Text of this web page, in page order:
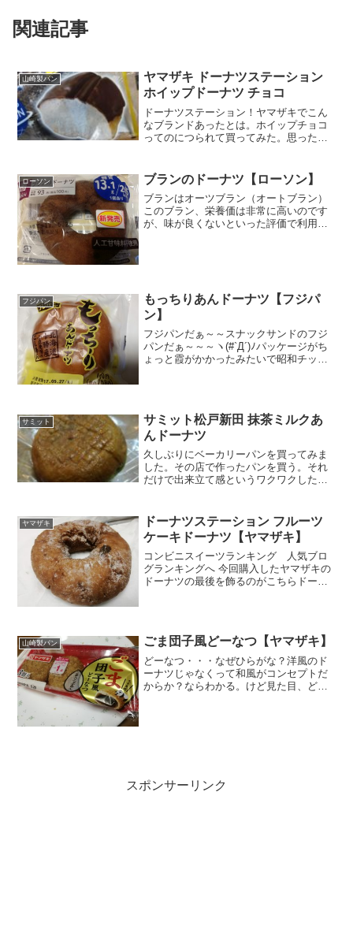
関連記事
山崎製パン
ヤマザキ ドーナツステーション
ホイップドーナツ チョコ
ドーナツステーション！ヤマザキでこん
なブランドあったとは。ホイップチョコ
ってのにつられて買ってみた。思ったほ
ングにひびがあるのが残念ですが、ホイ
ップが溢れてはみ出してる風...
ローソン ブランのドーナツ【ローソン】
ブランはオーツブラン（オートブラン）
このブラン、栄養価は非常に高いのです
が、味が良くないといった評価で利用さ
フジパン
もっちりあんドーナツ【フジパ
ン】
フジパンだぁ～～スナックサンドのフジ
パンだぁ～～～ヽ(#`Д´)ﾉパッケージがち
ょっと霞がかかったみたいで昭和チッ
サミット
サミット松戸新田 抹茶ミルクあ
んドーナツ
久しぶりにベーカリーパンを買ってみま
した。その店で作ったパンを買う。それ
だけで出来立て感というワクワクした気
違う様子に気づきました。いままでは、
パンがそのまま置かれてい...
ヤマザキ
ドーナツステーション フルーツ
ケーキドーナツ【ヤマザキ】
コンビニスイーツランキング 人気ブロ
グランキングへ 今回購入したヤマザキの
ドーナツの最後を飾るのがこちらドーナ
すが、見た感じはチョ...
山崎製パン ごま団子風どーなつ【ヤマザキ】
どーなつ・・・なぜひらがな？洋風のド
ーナツじゃなくって和風がコンセプトだ
からか？ならわかる。けど見た目、どう
スポンサーリンク